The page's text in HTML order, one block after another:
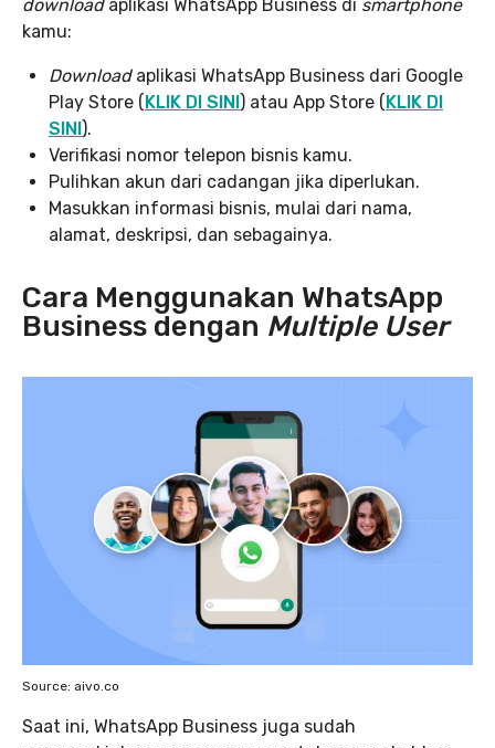
download aplikasi WhatsApp Business di smartphone
kamu:
Download aplikasi WhatsApp Business dari Google
Play Store (KLIK DI SINI) atau App Store (KLIK DI
SINI).
Verifikasi nomor telepon bisnis kamu.
Pulihkan akun dari cadangan jika diperlukan.
Masukkan informasi bisnis, mulai dari nama,
alamat, deskripsi, dan sebagainya.
Cara Menggunakan WhatsApp
Business dengan Multiple User
Source: aivo.co
Saat ini, WhatsApp Business juga sudah